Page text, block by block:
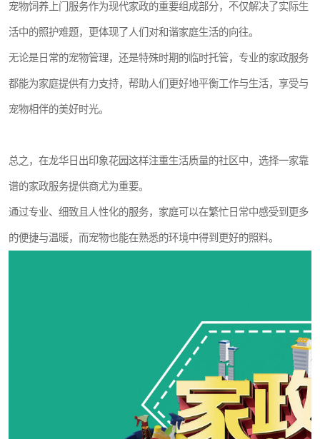
宠物饲养上门服务作为现代家政的重要组成部分，不仅解决了实际生
活中的照护难题，更体现了人们对和谐家庭生活的向往。
无论是日常的宠物管理，还是特殊时期的临时托管，专业的家政服务
都能为家庭提供有力支持，帮助人们更好地平衡工作与生活，享受与
宠物相伴的美好时光。
总之，在龙华日出印象花园这样注重生活质量的社区中，选择一家靠
谱的家政服务提供商尤为重要。
通过专业、细致且人性化的服务，家庭可以在繁忙日常中感受到更多
的便捷与温暖，而宠物也能在熟悉的环境中得到更好的照料。